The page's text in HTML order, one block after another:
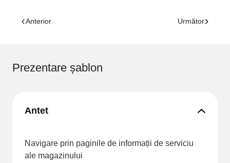
Anterior Următor
Prezentare șablon
Antet
Navigare prin paginile de informații de serviciu
ale magazinului